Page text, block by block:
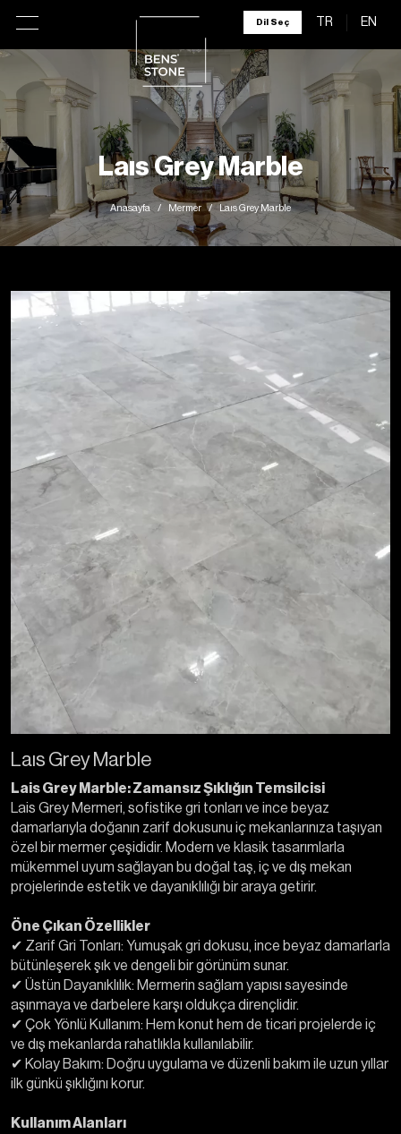
Dil Seç TR EN
Laıs Grey Marble
Anasayfa Mermer Laıs Grey Marble
Laıs Grey Marble
Lais Grey Marble: Zamansız Şıklığın Temsilcisi
Lais Grey Mermeri, sofistike gri tonları ve ince beyaz
damarlarıyla doğanın zarif dokusunu iç mekanlarınıza taşıyan
özel bir mermer çeşididir. Modern ve klasik tasarımlarla
mükemmel uyum sağlayan bu doğal taş, iç ve dış mekan
projelerinde estetik ve dayanıklılığı bir araya getirir.
Öne Çıkan Özellikler
✔ Zarif Gri Tonları: Yumuşak gri dokusu, ince beyaz damarlarla
bütünleşerek şık ve dengeli bir görünüm sunar.
✔ Üstün Dayanıklılık: Mermerin sağlam yapısı sayesinde
aşınmaya ve darbelere karşı oldukça dirençlidir.
✔ Çok Yönlü Kullanım: Hem konut hem de ticari projelerde iç
ve dış mekanlarda rahatlıkla kullanılabilir.
✔ Kolay Bakım: Doğru uygulama ve düzenli bakım ile uzun yıllar
ilk günkü şıklığını korur.
Kullanım Alanları